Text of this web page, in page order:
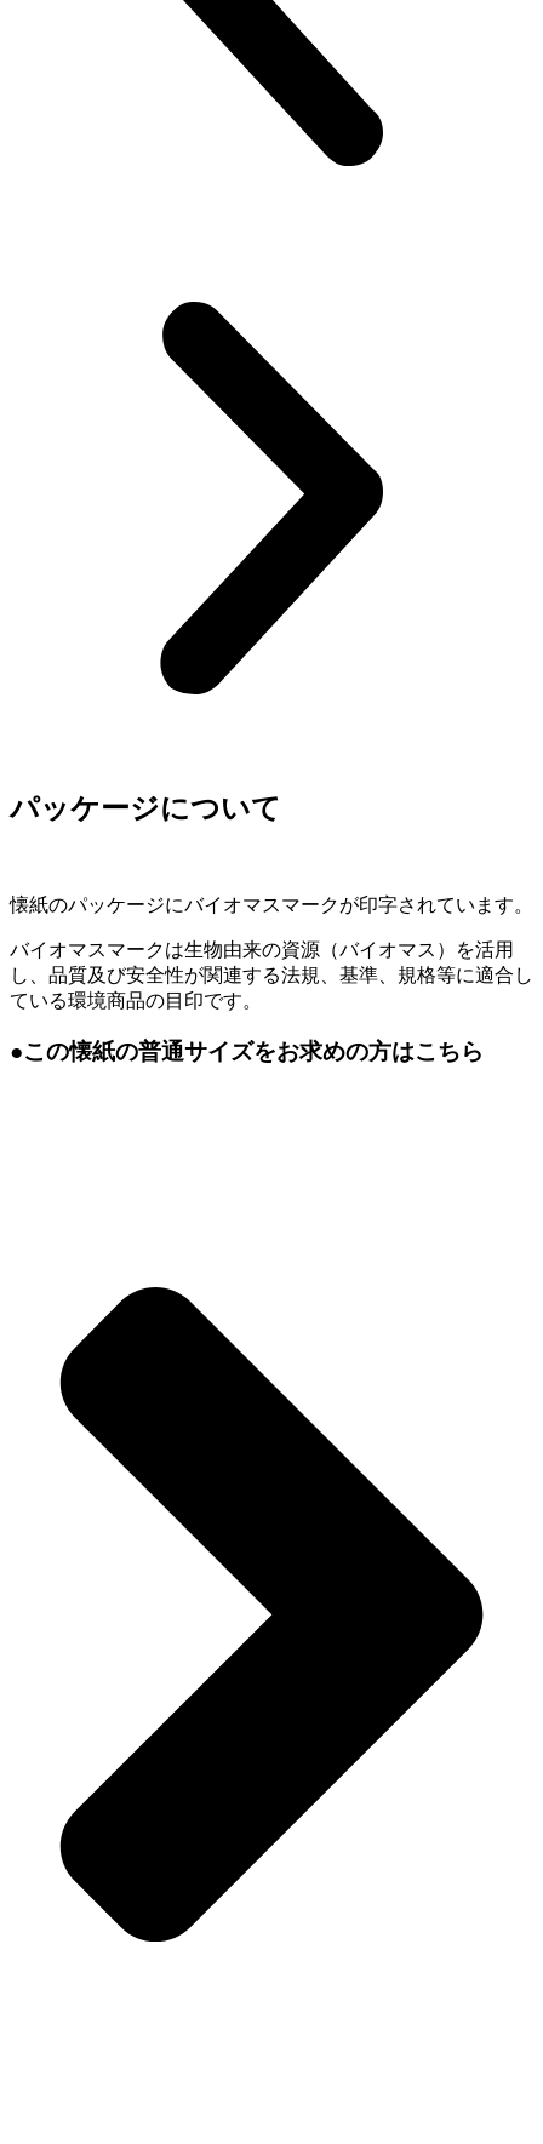
パッケージについて
懐紙のパッケージにバイオマスマークが印字されています。
バイオマスマークは生物由来の資源（バイオマス）を活用
し、品質及び安全性が関連する法規、基準、規格等に適合し
ている環境商品の目印です。
●この懐紙の普通サイズをお求めの方はこちら